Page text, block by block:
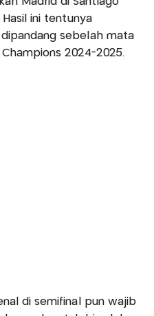
Hasil ini tentunya
sebelah mata
2024-2025.
di semifinal pun wajib